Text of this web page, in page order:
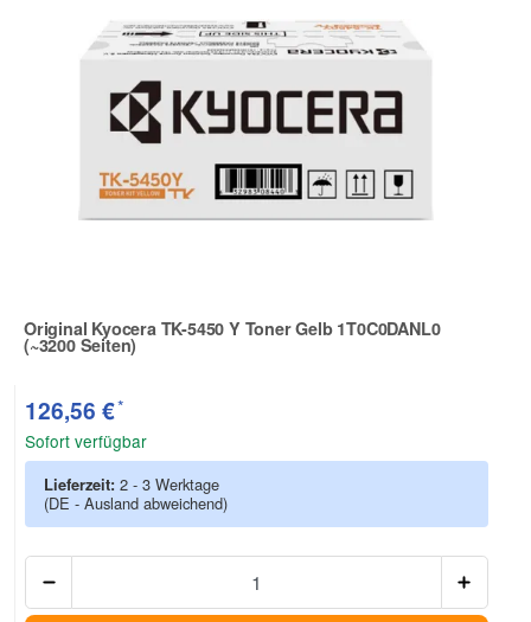
Original Kyocera TK-5450 Y Toner Gelb 1T0C0DANL0
(~3200 Seiten)
Zur Artikelbewertung
126,56 €*
Sofort verfügbar
Lieferzeit: 2 - 3 Werktage
(DE - Ausland abweichend)